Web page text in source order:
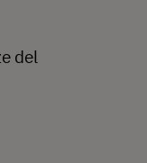
del